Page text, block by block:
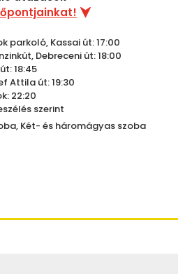
parkoló, Kassai út: 17:00
Debreceni út: 18:00
18:45
Attila út: 19:30
22:20
szerint
Két- és háromágyas szoba